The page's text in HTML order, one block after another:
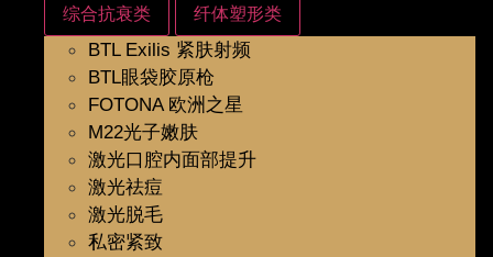
综合抗衰类 纤体塑形类
BTL Exilis 紧肤射频
BTL眼袋胶原枪
FOTONA 欧洲之星
M22光子嫩肤
激光口腔内面部提升
激光祛痘
激光脱毛
私密紧致